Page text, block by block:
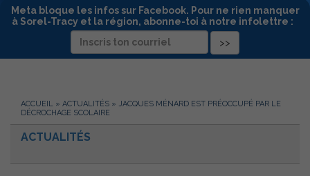
Meta bloque les infos sur Facebook. Pour ne rien manquer
à Sorel-Tracy et la région, abonne-toi à notre infolettre :
ACCUEIL » ACTUALITÉS » JACQUES MÉNARD EST PRÉOCCUPÉ PAR LE
DÉCROCHAGE SCOLAIRE
ACTUALITÉS